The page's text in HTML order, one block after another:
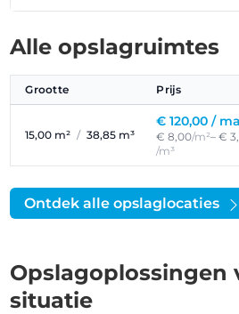
Alle opslagruimtes
Grootte Prijs
15,00 m² / 38,85 m³
€ 120,00 /
€ 8,00/m²– €
/m³
Ontdek alle opslaglocaties
Opslagoplossingen
situatie